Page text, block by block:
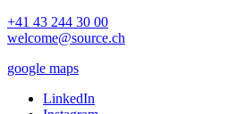
+41 43 244 30 00
welcome@source.ch
google maps
LinkedIn